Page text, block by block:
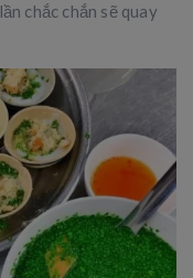
chắc chắn sẽ quay